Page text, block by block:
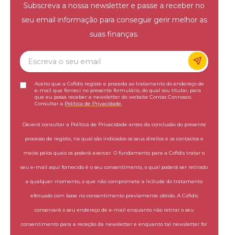
Subscreva a nossa newsletter e passe a receber no
seu email informação para conseguir gerir melhor as
suas finanças.
Aceito que a Cofidis registe e proceda ao tratamento do endereço de
e-mail que forneci no presente formulário, do qual sou titular, para
que eu possa receber a newsletter do website Contas Connosco.
Consultar a Política de Privacidade
Deverá consultar a Política de Privacidade antes da conclusão do presente
processo de registo, na qual são indicados os seus direitos e os contactos e
meios pelos quais os poderá exercer. O fundamento para a Cofidis tratar o
seu e-mail aqui fornecido é o seu consentimento, o qual poderá ser retirado
a qualquer momento, o que não compromete a licitude do tratamento
efetuado com base no consentimento previamente obtido. A Cofidis
conservará o seu endereço de e-mail enquanto não retirar o seu
consentimento para a receção da newsletter e enquanto tal newsletter for